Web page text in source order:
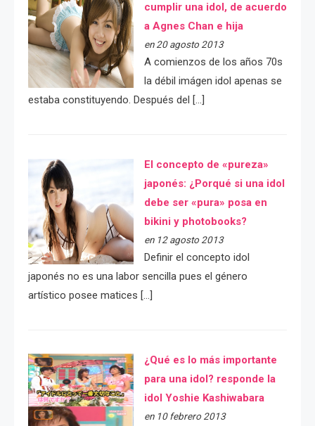
cumplir una idol, de acuerdo
a Agnes Chan e hija
en 20 agosto 2013
A comienzos de los años 70s
la débil imágen idol apenas se
estaba constituyendo. Después del […]
El concepto de «pureza»
japonés: ¿Porqué si una idol
debe ser «pura» posa en
bikini y photobooks?
en 12 agosto 2013
Definir el concepto idol
japonés no es una labor sencilla pues el género
artístico posee matices […]
¿Qué es lo más importante
para una idol? responde la
idol Yoshie Kashiwabara
en 10 febrero 2013